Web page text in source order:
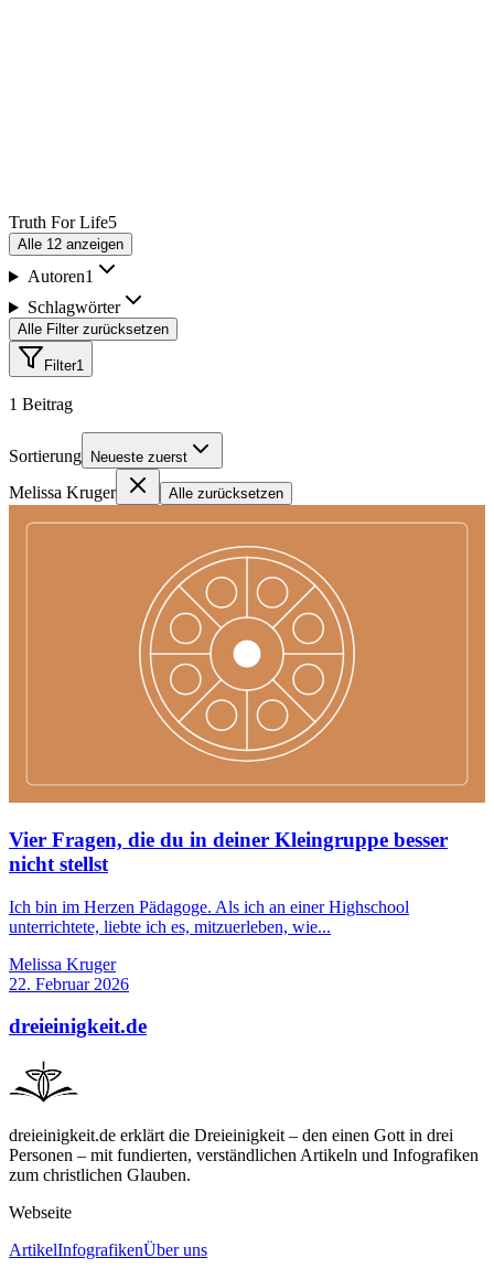
Truth For Life5
Alle 12 anzeigen
Autoren1
Schlagwörter
Alle Filter zurücksetzen
Filter1
1 Beitrag
Sortierung Neueste zuerst
Melissa Kruger Alle zurücksetzen
Vier Fragen, die du in deiner Kleingruppe besser
nicht stellst
Ich bin im Herzen Pädagoge. Als ich an einer Highschool
unterrichtete, liebte ich es, mitzuerleben, wie...
Melissa Kruger
22. Februar 2026
dreieinigkeit.de
dreieinigkeit.de erklärt die Dreieinigkeit – den einen Gott in drei
Personen – mit fundierten, verständlichen Artikeln und Infografiken
zum christlichen Glauben.
Webseite
ArtikelInfografikenÜber uns